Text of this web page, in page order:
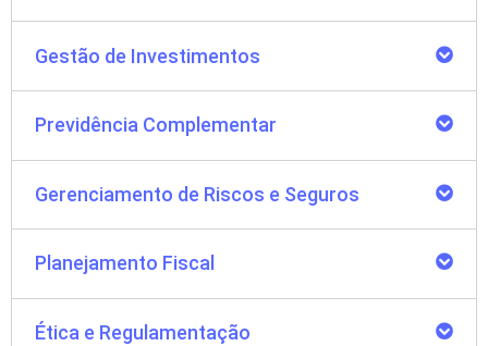
Gestão de Investimentos
Previdência Complementar
Gerenciamento de Riscos e Seguros
Planejamento Fiscal
Ética e Regulamentação